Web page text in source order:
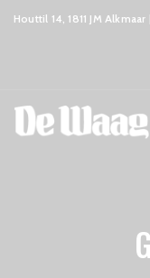
Houttil 14, 1811 JM Alkmaar